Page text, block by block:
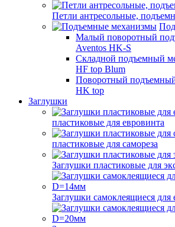
Петли антресольные,
Малый поворотный
Aventos HK-S
Складной подъемный
HF top Blum
Поворотный
HK top
Заглушки
пластиковые для евровинта
пластиковые для самореза
Заглушки пластиковые для
Заглушки самоклеящиеся